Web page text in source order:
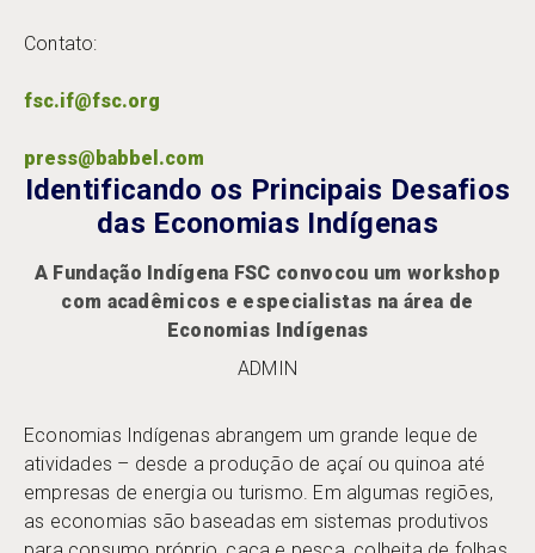
Contato:
fsc.if@fsc.org
press@babbel.com
Identificando os Principais Desafios
das Economias Indígenas
A Fundação Indígena FSC convocou um workshop
com acadêmicos e especialistas na área de
Economias Indígenas
ADMIN
Economias Indígenas abrangem um grande leque de
atividades – desde a produção de açaí ou quinoa até
empresas de energia ou turismo. Em algumas regiões,
as economias são baseadas em sistemas produtivos